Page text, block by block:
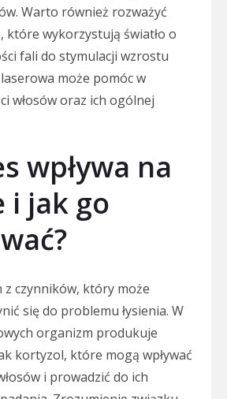
Warto również rozważyć
które wykorzystują światło o
fali do stymulacji wzrostu
może pomóc w
włosów oraz ich ogólnej
wpływa na
i jak go
z czynników, który może
się do problemu łysienia. W
organizm produkuje
kortyzol, które mogą wpływać
i prowadzić do ich